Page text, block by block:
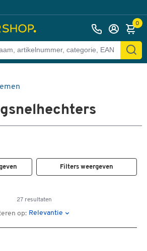
0
Filters weergeven
27 resultaten
op: Relevantie